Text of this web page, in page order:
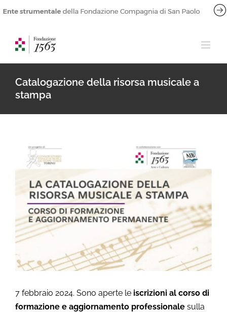
contenuto
Catalogazione della risorsa musicale a
stampa
Ingrandisci
immagine
7 febbraio 2024. Sono aperte le iscrizioni al corso di
formazione e aggiornamento professionalesulla